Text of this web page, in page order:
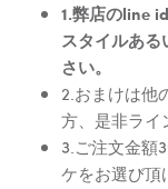
1.弊店のline
スタイルあ
さい。
2.おまけは他
方、是非ライ
3.ご注文金額
ケをお選び頂